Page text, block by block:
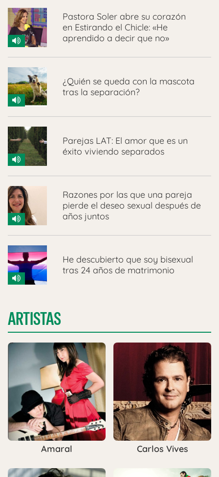
Pastora Soler abre su corazón
en Estirando el Chicle: «He
aprendido a decir que no»
¿Quién se queda con la mascota
tras la separación?
Parejas LAT: El amor que es un
éxito viviendo separados
Razones por las que una pareja
pierde el deseo sexual después de
años juntos
He descubierto que soy bisexual
tras 24 años de matrimonio
ARTISTAS
Amaral Carlos Vives